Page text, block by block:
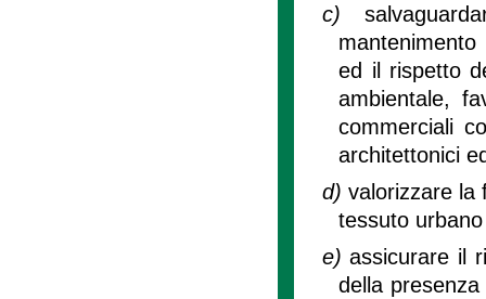
c)
ed il rispetto
ambientale,
commerciali
architettonici
d) valorizzare la
tessuto
e)assicurare il
della